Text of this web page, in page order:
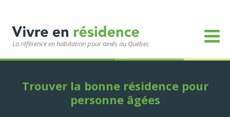
La référence en habitation pour ainés au Québec
Trouver la bonne résidence pour
personne âgées